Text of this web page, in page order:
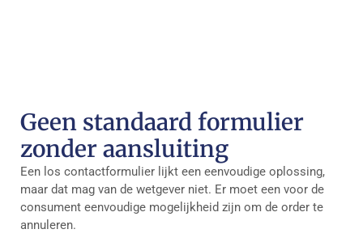
Geen standaard formulier
zonder aansluiting
Een los contactformulier lijkt een eenvoudige oplossing,
maar dat mag van de wetgever niet. Er moet een voor de
consument eenvoudige mogelijkheid zijn om de order te
annuleren.